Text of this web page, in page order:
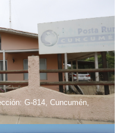
G-814, Cuncumén,